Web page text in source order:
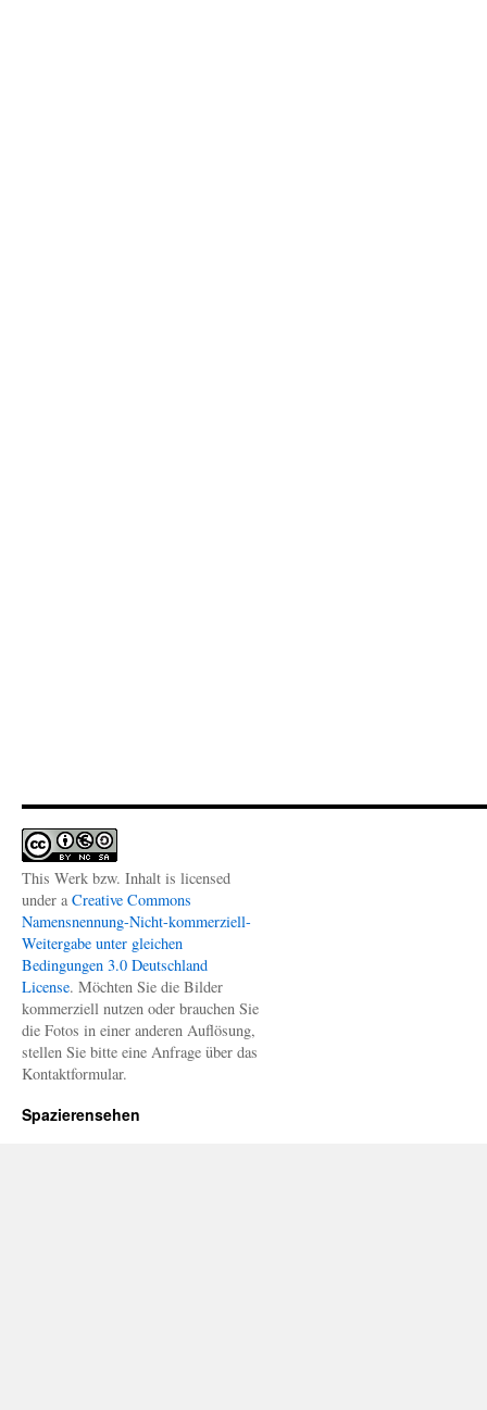
This Werk bzw. Inhalt is licensed
under a Creative Commons
Namensnennung-Nicht-kommerziell-
Weitergabe unter gleichen
Bedingungen 3.0 Deutschland
License. Möchten Sie die Bilder
kommerziell nutzen oder brauchen Sie
die Fotos in einer anderen Auflösung,
stellen Sie bitte eine Anfrage über das
Kontaktformular.
Spazierensehen